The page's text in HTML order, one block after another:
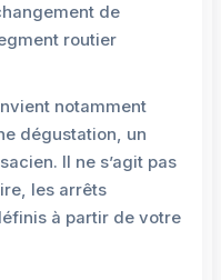
de
routier
notamment
dégustation, un
Il ne s’agit pas
les arrêts
à partir de votre